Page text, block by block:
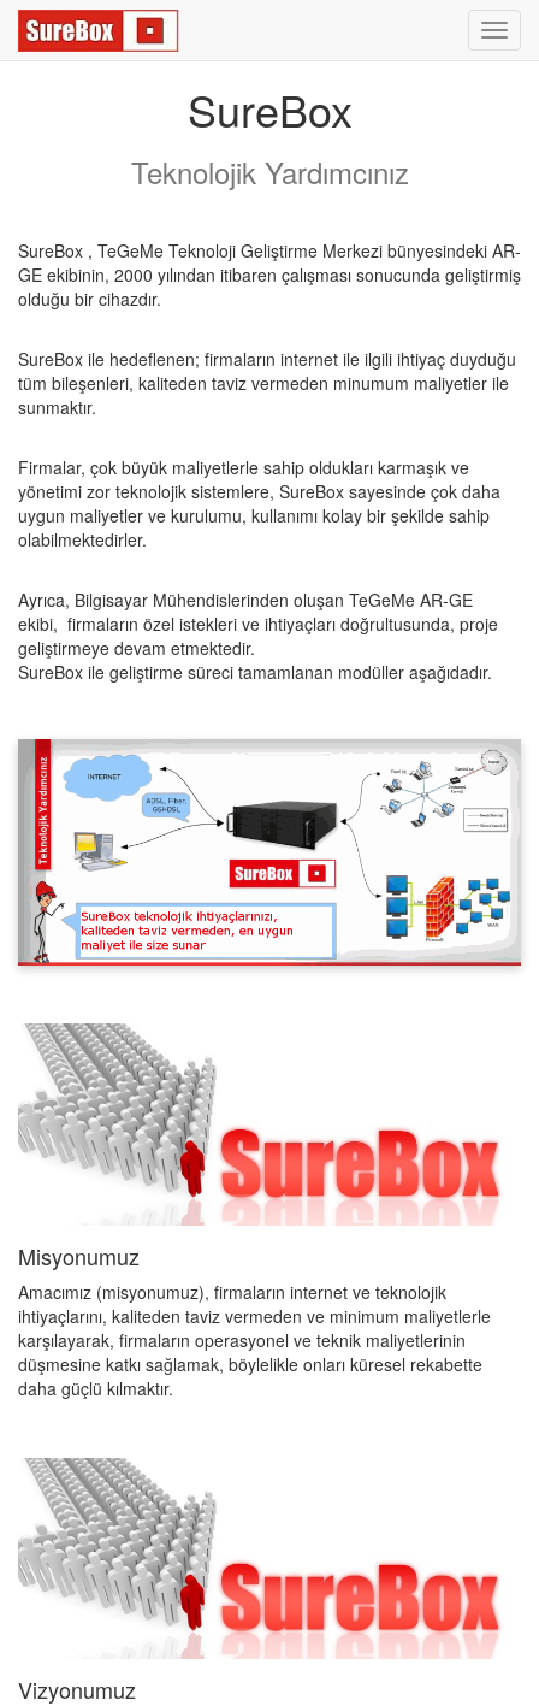
SureBox
Teknolojik Yardımcınız
SureBox , TeGeMe Teknoloji Geliştirme Merkezi bünyesindeki AR-
GE ekibinin, 2000 yılından itibaren çalışması sonucunda geliştirmiş
olduğu bir cihazdır.
SureBox ile hedeflenen; firmaların internet ile ilgili ihtiyaç duyduğu
tüm bileşenleri, kaliteden taviz vermeden minumum maliyetler ile
sunmaktır.
Firmalar, çok büyük maliyetlerle sahip oldukları karmaşık ve
yönetimi zor teknolojik sistemlere, SureBox sayesinde çok daha
uygun maliyetler ve kurulumu, kullanımı kolay bir şekilde sahip
olabilmektedirler.
Ayrıca, Bilgisayar Mühendislerinden oluşan TeGeMe AR-GE
ekibi, firmaların özel istekleri ve ihtiyaçları doğrultusunda, proje
geliştirmeye devam etmektedir.
SureBox ile geliştirme süreci tamamlanan modüller aşağıdadır.
Misyonumuz
Amacımız (misyonumuz), firmaların internet ve teknolojik
ihtiyaçlarını, kaliteden taviz vermeden ve minimum maliyetlerle
karşılayarak, firmaların operasyonel ve teknik maliyetlerinin
düşmesine katkı sağlamak, böylelikle onları küresel rekabette
daha güçlü kılmaktır.
Vizyonumuz